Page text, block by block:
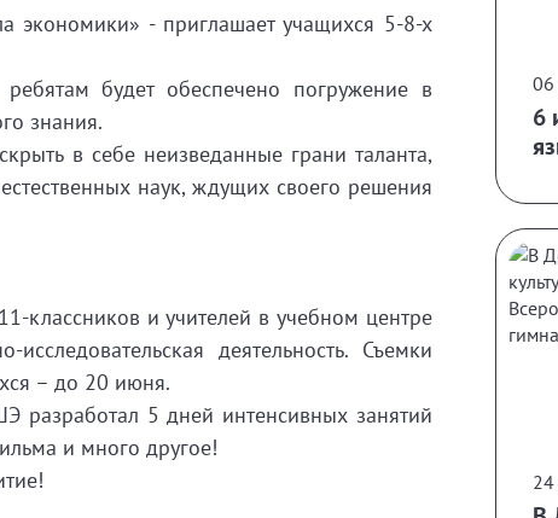
экономики» - приглашает учащихся 5-8-х
будет обеспечено погружение в
знания.
в себе неизведанные грани таланта,
наук, ждущих своего решения
и учителей в учебном центре
деятельность. Съемки
– до 20 июня.
разработал 5 дней интенсивных занятий
и много другое!
6